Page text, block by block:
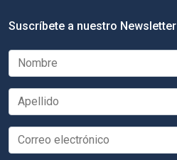
Suscríbete a nuestro Newsletter